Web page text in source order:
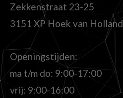
Zekkenstraat 23-25
3151 XP Hoek van Holland
Openingstijden:
ma t/m do: 9:00-17:00
vrij: 9:00-16:00